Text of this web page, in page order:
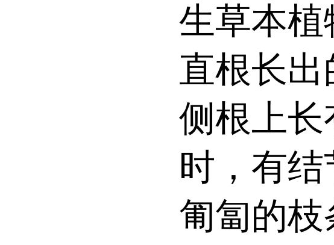
生草本
直根长出
侧根上
时，有
匍匐的